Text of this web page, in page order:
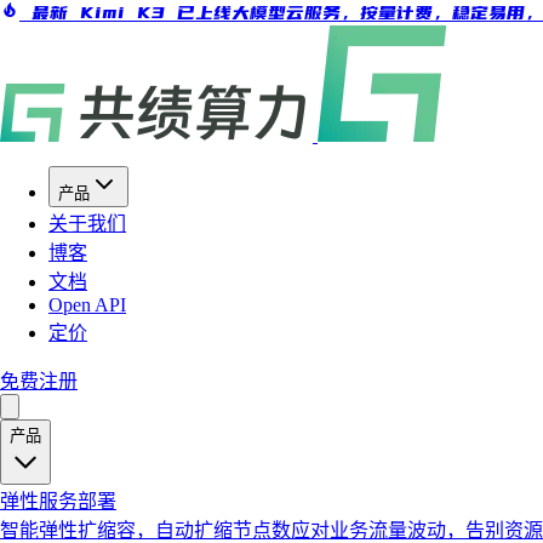
最新 Kimi K3 已上线大模型云服务，按量计费，稳定易用，
产品
关于我们
博客
文档
Open API
定价
免费注册
产品
弹性服务部署
智能弹性扩缩容，自动扩缩节点数应对业务流量波动，告别资